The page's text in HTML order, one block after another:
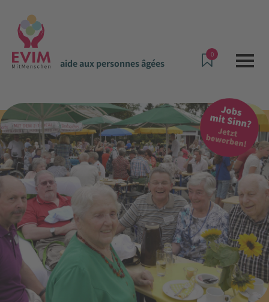
aide aux personnes âgées
0
Offres et prestations
aide aux personnes âgées
Kortheuer - Maison